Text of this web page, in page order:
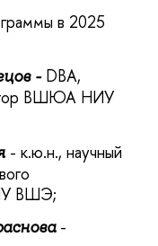
в 2025
-DBA,
ВШЮА НИУ
- к.ю.н., научный
ВШЭ;
-